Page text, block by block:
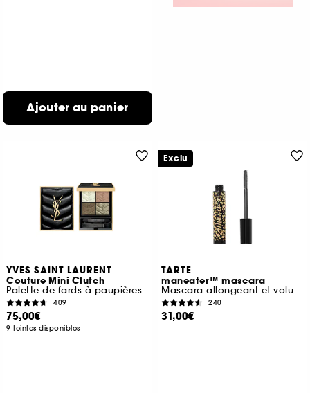
Ajouter au panier
YVES SAINT LAURENT
Couture Mini Clutch
Palette de fards à paupières
409
75,00€
9 teintes disponibles
TARTE
maneater™ mascara
Mascara allongeant et volumisant
240
31,00€
Exclu